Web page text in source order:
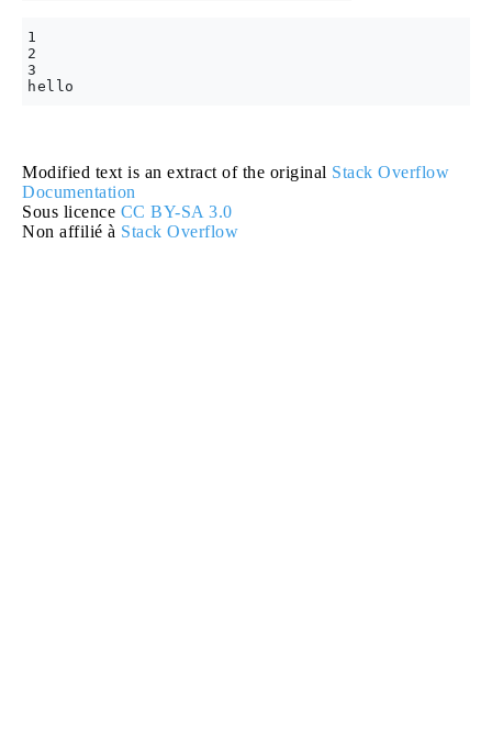
1
2
3
Modified text is an extract of the original Stack Overflow
Documentation
Sous licence CC BY-SA 3.0
Non affilié à Stack Overflow